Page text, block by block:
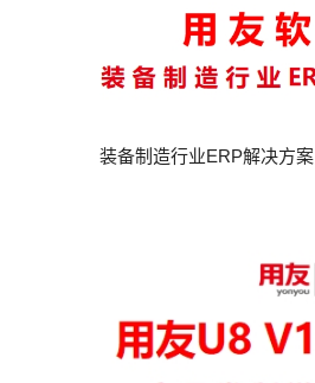
装备制造行业ERP解决方案